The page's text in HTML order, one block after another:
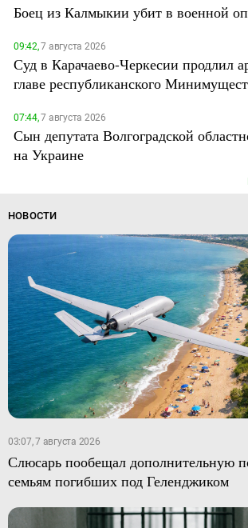
Боец из Калмыкии убит в военной
09:42,7 августа 2026
Суд в Карачаево-Черкесии продлил
главе республиканского
07:44,7 августа 2026
Сын депутата Волгоградской
на Украине
НОВОСТИ
03:07, 7 августа 2026
Слюсарь пообещал дополнительную
семьям погибших под Геленджиком